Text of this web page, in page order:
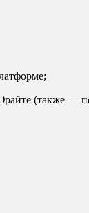
(также —